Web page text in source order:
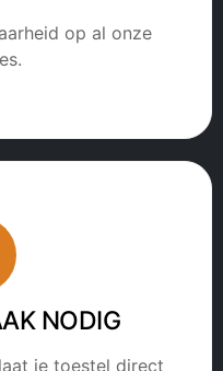
op al onze
NODIG
je toestel direct